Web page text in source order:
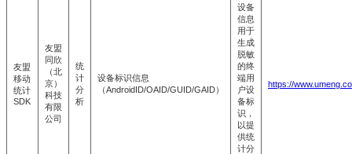
友盟
移动
统计
SDK
友盟
同欣
（北
京）
科技
有限
公司
统
计
分
析
设备标识信息
（AndroidID/OAID/GUID/GAID）
设备
信息
用于
生成
脱敏
的终
端用
户设
备标
识，
以提
供统
计分
https://